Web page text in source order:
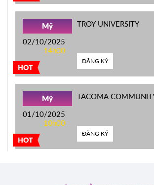
HOT
Mỹ
02/10/2025
14h00
TROY UNIVERSITY
ĐĂNG KÝ
HOT
Mỹ
01/10/2025
10h00
TACOMA
ĐĂNG KÝ